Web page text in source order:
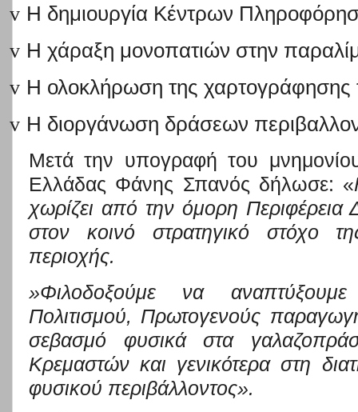
v Η δημιουργία Κέντρων
v Η χάραξη μονοπατιών στην
v Η ολοκλήρωση της χαρτογράφησης
v Η διοργάνωση δράσεων
Μετά την υπογραφή του
Ελλάδας Φάνης Σπανός δήλωσε: «
χωρίζει από την όμορη
στον κοινό στρατηγικό στόχο
περιοχής.
»Φιλοδοξούμε να
Πολιτισμού, Πρωτογενούς
σεβασμό φυσικά στα
Κρεμαστών και γενικότερα στη
φυσικού περιβάλλοντος».